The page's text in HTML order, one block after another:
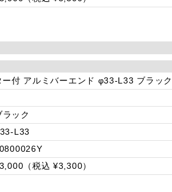
付 アルミバーエンド φ33-L33 ブラック
ラック
L33
（税込 ¥3,300）